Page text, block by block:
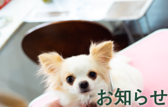
お知らせ